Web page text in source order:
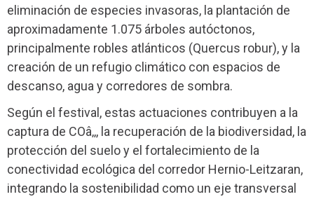
eliminación de especies invasoras, la plantación de
aproximadamente 1.075 árboles autóctonos,
principalmente robles atlánticos (Quercus robur), y la
creación de un refugio climático con espacios de
descanso, agua y corredores de sombra.
Según el festival, estas actuaciones contribuyen a la
captura de COâ‚‚, la recuperación de la biodiversidad, la
protección del suelo y el fortalecimiento de la
conectividad ecológica del corredor Hernio-Leitzaran,
integrando la sostenibilidad como un eje transversal